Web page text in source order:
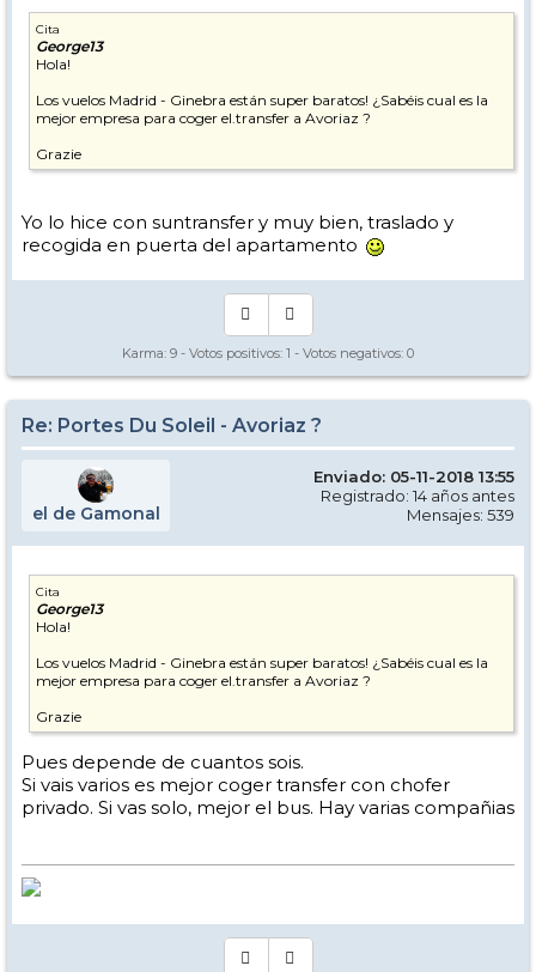
Cita
George13
Hola!
Los vuelos Madrid - Ginebra están super baratos! ¿Sabéis cual es la
mejor empresa para coger el.transfer a Avoriaz ?
Grazie
Yo lo hice con suntransfer y muy bien, traslado y
recogida en puerta del apartamento
Karma: 9 - Votos positivos: 1 - Votos negativos: 0
Re: Portes Du Soleil - Avoriaz ?
el de Gamonal
Enviado: 05-11-2018 13:55
Registrado: 14 años antes
Mensajes: 539
Cita
George13
Hola!
Los vuelos Madrid - Ginebra están super baratos! ¿Sabéis cual es la
mejor empresa para coger el.transfer a Avoriaz ?
Grazie
Pues depende de cuantos sois.
Si vais varios es mejor coger transfer con chofer
privado. Si vas solo, mejor el bus. Hay varias compañias